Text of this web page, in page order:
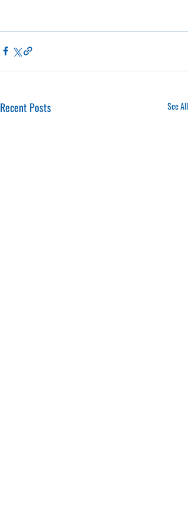
Recent Posts See All